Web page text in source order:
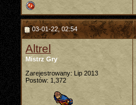
03-01-22, 02:54
Altrel
Mistrz Gry
Zarejestrowany: Lip 2013
Postów: 1,372